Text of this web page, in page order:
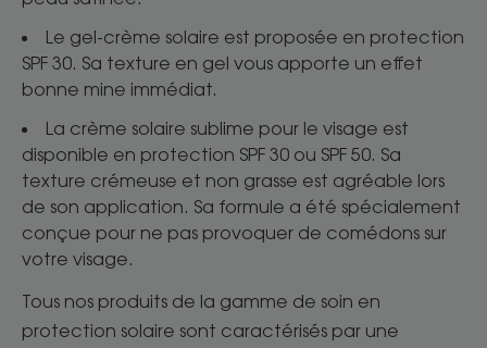
Le gel-crème solaire est proposée en protection
SPF 30. Sa texture en gel vous apporte un effet
bonne mine immédiat.
La crème solaire sublime pour le visage est
disponible en protection SPF 30 ou SPF 50. Sa
texture crémeuse et non grasse est agréable lors
de son application. Sa formule a été spécialement
conçue pour ne pas provoquer de comédons sur
votre visage.
Tous nos produits de la gamme de soin en
protection solaire sont caractérisés par une